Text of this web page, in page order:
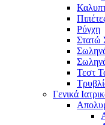
Ρύγχη
Στατώ
Τεστ
Γενικά